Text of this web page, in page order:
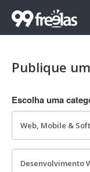
Publique
Escolha uma